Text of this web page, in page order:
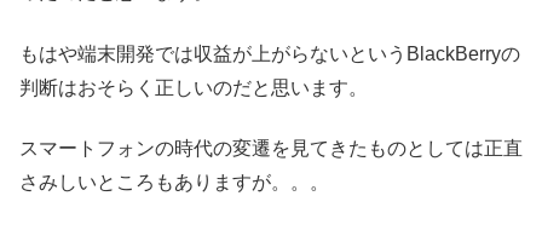
もはや端末開発では収益が上がらないというBlackBerryの
判断はおそらく正しいのだと思います。
スマートフォンの時代の変遷を見てきたものとしては正直
さみしいところもありますが。。。